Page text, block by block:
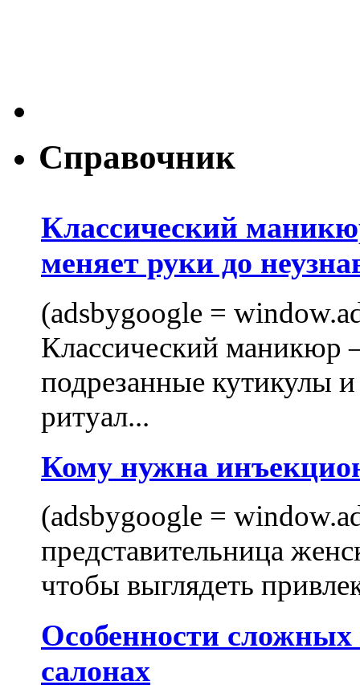
Справочник
Классический
меняет руки до
(adsbygoogle =
Классический маникюр
подрезанные кутикулы
ритуал...
Кому нужна
(adsbygoogle =
представительница
чтобы выглядеть
Особенности
салонах